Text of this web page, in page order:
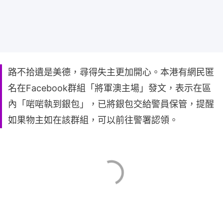
路不拾遺是美德，尋得失主更加開心。本港有網民匿
名在Facebook群組「將軍澳主場」發文，表示在區
內「啱啱執到銀包」，已將銀包交給警員保管，提醒
如果物主如在該群組，可以前往警署認領。